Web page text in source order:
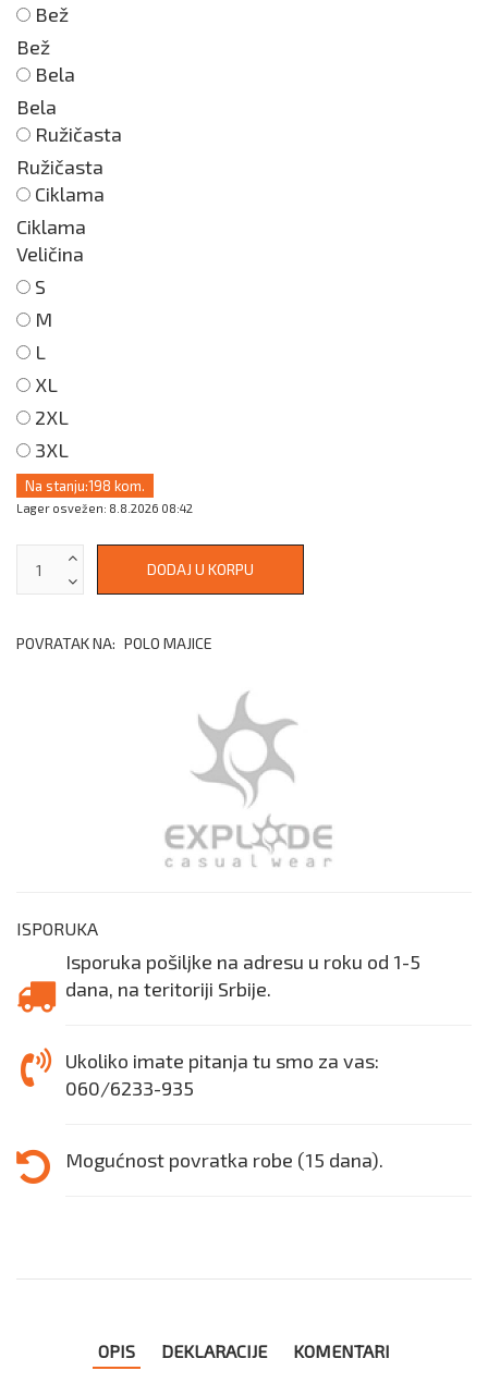
Bež
Bež
Bela
Bela
Ružičasta
Ružičasta
Ciklama
Ciklama
Veličina
S
M
L
XL
2XL
3XL
Na stanju:198 kom.
Lager osvežen: 8.8.2026 08:42
POVRATAK NA: POLO MAJICE
ISPORUKA
Isporuka pošiljke na adresu u roku od 1-5
dana, na teritoriji Srbije.
Ukoliko imate pitanja tu smo za vas:
060/6233-935
Mogućnost povratka robe (15 dana).
OPIS DEKLARACIJE KOMENTARI